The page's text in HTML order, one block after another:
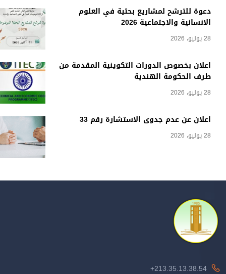
دعوة للترشح لمشاريع بحثية في العلوم
الانسانية والاجتماعية 2026
28 يوليو، 2026
اعلان بخصوص الدورات التكوينية المقدمة من
طرف الحكومة الهندية
28 يوليو، 2026
اعلان عن عدم جدوى الاستشارة رقم 33
28 يوليو، 2026
213.35.13.38.54+